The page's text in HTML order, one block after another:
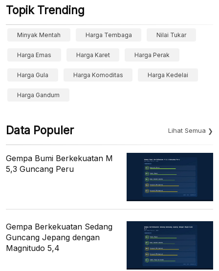
Topik Trending
Minyak Mentah Harga Tembaga Nilai Tukar
Harga Emas Harga Karet Harga Perak
Harga Gula Harga Komoditas Harga Kedelai
Harga Gandum
Data Populer Lihat Semua
Gempa Bumi Berkekuatan M
5,3 Guncang Peru
Gempa Berkekuatan Sedang
Guncang Jepang dengan
Magnitudo 5,4